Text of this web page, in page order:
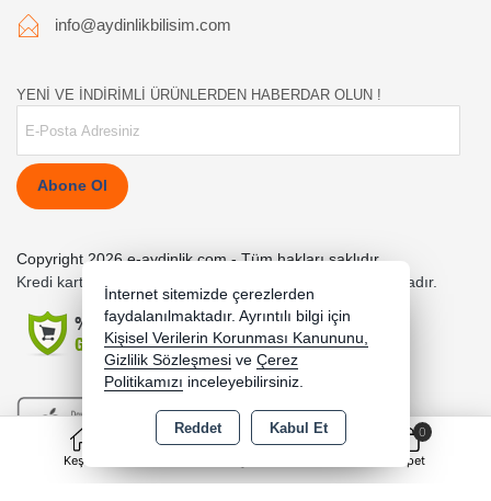
Keşfet
0
Sepet
info@aydinlikbilisim.com
YENİ VE İNDİRİMLİ ÜRÜNLERDEN HABERDAR OLUN !
Abone Ol
Copyright 2026 e-aydinlik.com - Tüm hakları saklıdır.
Kredi kartı bilgileriniz 256bit SSL sertifikası ile korunmaktadır.
Bu site AKINSOFT E-Ticaret ile hazırlanmıştır.
İnternet sitemizde çerezlerden
faydalanılmaktadır. Ayrıntılı bilgi için
Kişisel Verilerin Korunması Kanununu,
Gizlilik Sözleşmesi ve Çerez
Politikamızı inceleyebilirsiniz.
Reddet Kabul Et